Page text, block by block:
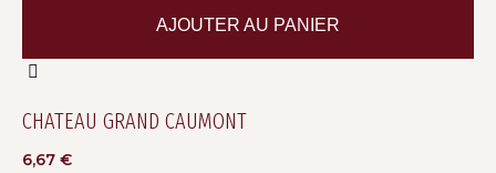
CHATEAU GRAND CAUMONT
6,67 €
AJOUTER AU PANIER